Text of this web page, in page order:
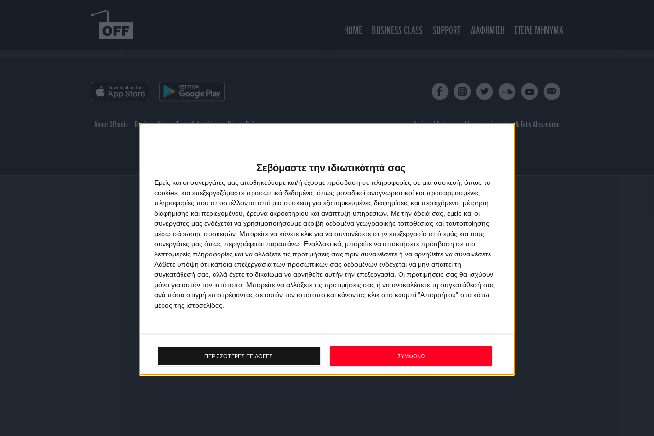
Σεβόμαστε την ιδιωτικότητά σας
Εμείς και οι συνεργάτες μας αποθηκεύουμε και/ή έχουμε πρόσβαση σε πληροφορίες σε μια συσκευή, όπως τα
cookies, και επεξεργαζόμαστε προσωπικά δεδομένα, όπως μοναδικοί αναγνωριστικοί και προσαρμοσμένες
πληροφορίες που αποστέλλονται από μια συσκευή για εξατομικευμένες διαφημίσεις και περιεχόμενο, μέτρηση
διαφήμισης και περιεχομένου, έρευνα ακροατηρίου και ανάπτυξη υπηρεσιών. Με την άδειά σας, εμείς και οι
συνεργάτες μας ενδέχεται να χρησιμοποιήσουμε ακριβή δεδομένα γεωγραφικής τοποθεσίας και ταυτοποίησης
μέσω σάρωσης συσκευών. Μπορείτε να κάνετε κλικ για να συναινέσετε στην επεξεργασία από εμάς και τους
συνεργάτες μας όπως περιγράφεται παραπάνω. Εναλλακτικά, μπορείτε να αποκτήσετε πρόσβαση σε πιο
λεπτομερείς πληροφορίες και να αλλάξετε τις προτιμήσεις σας πριν συναινέσετε ή να αρνηθείτε να συναινέσετε.
Λάβετε υπόψη ότι κάποια επεξεργασία των προσωπικών σας δεδομένων ενδέχεται να μην απαιτεί τη
συγκατάθεσή σας, αλλά έχετε το δικαίωμα να αρνηθείτε αυτήν την επεξεργασία. Οι προτιμήσεις σας θα ισχύουν
μόνο για αυτόν τον ιστότοπο. Μπορείτε να αλλάξετε τις προτιμήσεις σας ή να ανακαλέσετε τη συγκατάθεσή σας
ανά πάσα στιγμή επιστρέφοντας σε αυτόν τον ιστότοπο και κάνοντας κλικ στο κουμπί "Απορρήτου" στο κάτω
μέρος της ιστοσελίδας.
ΠΕΡΙΣΣΟΤΕΡΕΣ ΕΠΙΛΟΓΕΣ ΣΥΜΦΩΝΩ
HOME BUSINESS CLASS SUPPORT ΔΙΑΦΗΜΙΣΗ ΣΤΕΙΛΕ ΜΗΝΥΜΑ
About Offradio Business Class Terms & Conditions Privacy Policy Designed & developed byporcupine colors& Fotis Alexandrou